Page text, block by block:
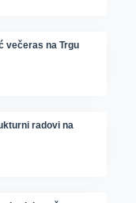
večeras na Trgu
radovi na